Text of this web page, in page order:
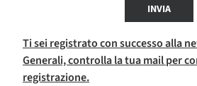
INVIA
Ti sei registrato con successo alla
Generali, controlla la tua mail per
registrazione.